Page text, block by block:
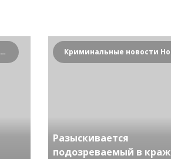
Криминальные новости Новосибирска и Сибирского региона
Разыскивается
подозреваемый в